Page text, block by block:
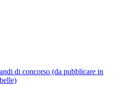
di concorso (da pubblicare in